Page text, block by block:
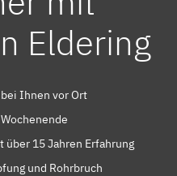
Eldering
Ihnen vor Ort
über 15 Jahren Erfahrung
und Rohrbruch